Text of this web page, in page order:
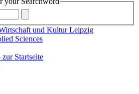
und Kultur Leipzig
Sciences